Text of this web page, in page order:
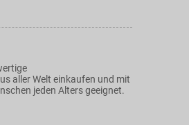
aller Welt einkaufen und mit
jeden Alters geeignet.